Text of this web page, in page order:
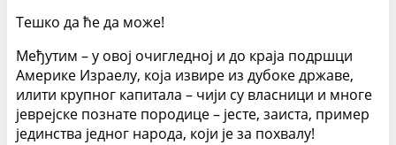
Тешко да ће да може!
Међутим – у овој очигледној и до краја подршци
Америке Израелу, која извире из дубоке државе,
илити крупног капитала – чији су власници и многе
јеврејске познате породице – јесте, заиста, пример
јединства једног народа, који је за похвалу!